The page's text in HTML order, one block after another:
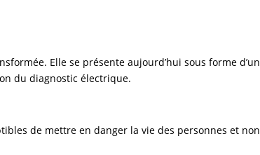
Elle se présente aujourd’hui sous forme d’un
du diagnostic électrique.
de mettre en danger la vie des personnes et non